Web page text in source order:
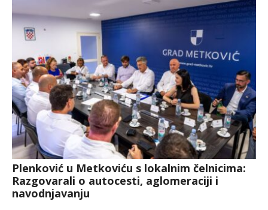
Plenković u Metkoviću s lokalnim čelnicima:
Razgovarali o autocesti, aglomeraciji i
navodnjavanju